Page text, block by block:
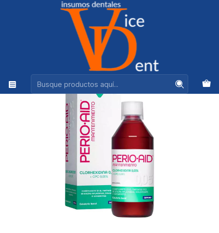
Ventas +56944575313
HIGIENE BUCAL
PERIO AID MANTENIMIENTO 500ML